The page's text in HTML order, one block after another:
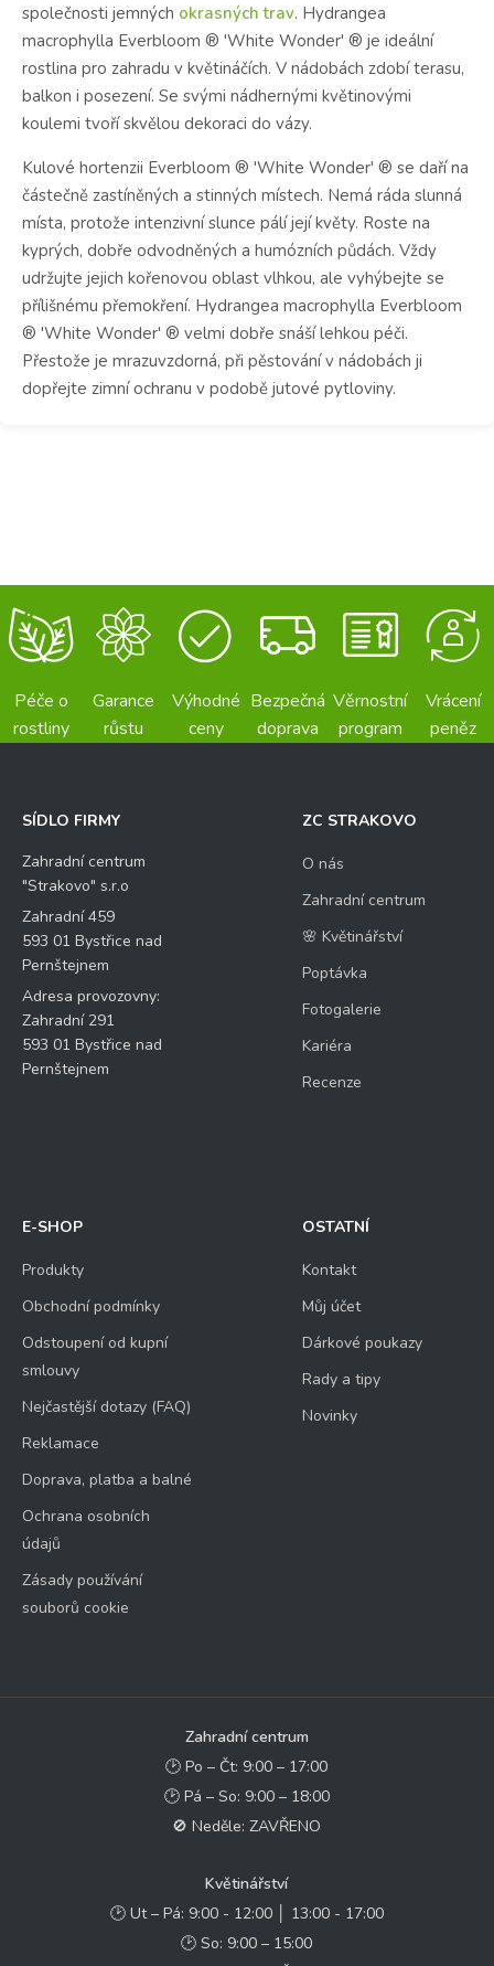
společnosti jemných okrasných trav. Hydrangea
macrophylla Everbloom ® 'White Wonder' ® je ideální
rostlina pro zahradu v květináčích. V nádobách zdobí terasu,
balkon i posezení. Se svými nádhernými květinovými
koulemi tvoří skvělou dekoraci do vázy.
Kulové hortenzii Everbloom ® 'White Wonder' ® se daří na
částečně zastíněných a stinných místech. Nemá ráda slunná
místa, protože intenzivní slunce pálí její květy. Roste na
kyprých, dobře odvodněných a humózních půdách. Vždy
udržujte jejich kořenovou oblast vlhkou, ale vyhýbejte se
přílišnému přemokření. Hydrangea macrophylla Everbloom
® 'White Wonder' ® velmi dobře snáší lehkou péči.
Přestože je mrazuvzdorná, při pěstování v nádobách ji
dopřejte zimní ochranu v podobě jutové pytloviny.
Péče o
rostliny
Garance
růstu
Výhodné
ceny
Bezpečná
doprava
Věrnostní
program
Vrácení
peněz
SÍDLO FIRMY
Zahradní centrum
"Strakovo" s.r.o
Zahradní 459
593 01 Bystřice nad
Pernštejnem
Adresa provozovny:
Zahradní 291
593 01 Bystřice nad
Pernštejnem
ZC STRAKOVO
O nás
Zahradní centrum
🌸 Květinářství
Poptávka
Fotogalerie
Kariéra
Recenze
E-SHOP
Produkty
Obchodní podmínky
Odstoupení od kupní
smlouvy
Nejčastější dotazy (FAQ)
Reklamace
Doprava, platba a balné
Ochrana osobních
údajů
Zásady používání
souborů cookie
OSTATNÍ
Kontakt
Můj účet
Dárkové poukazy
Rady a tipy
Novinky
Zahradní centrum
🕑 Po – Čt: 9:00 – 17:00
🕑 Pá – So: 9:00 – 18:00
🚫 Neděle: ZAVŘENO
Květinářství
🕑 Ut – Pá: 9:00 - 12:00 │ 13:00 - 17:00
🕑 So: 9:00 – 15:00